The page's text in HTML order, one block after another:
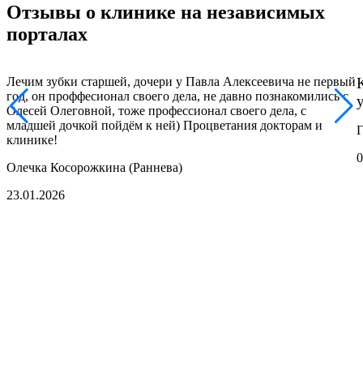
Отзывы о клинике на независимых
порталах
Лечим зубки старшей, дочери у Павла Алексеевича не первый
год, он проффесионал своего дела, не давно познакомились с
Олесей Олеговной, тоже профессионал своего дела, с
младшей дочкой пойдём к ней) Процветания докторам и
клинике!
Олечка Косорожкина (Раннева)
23.01.2026